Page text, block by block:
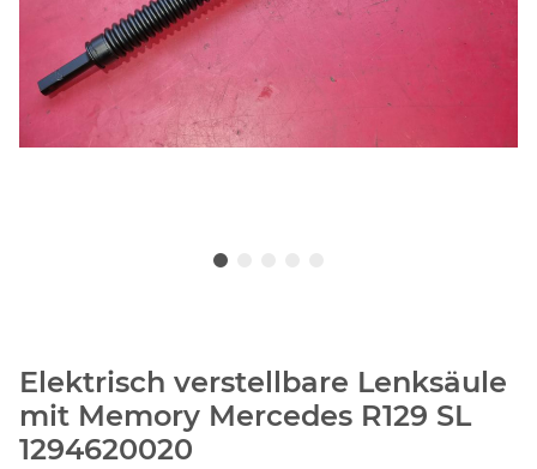
Elektrisch verstellbare Lenksäule
mit Memory Mercedes R129 SL
1294620020